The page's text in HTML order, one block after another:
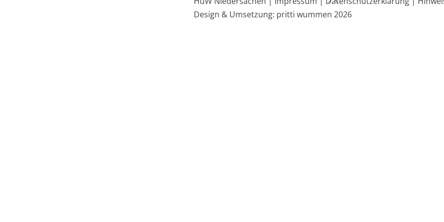
To
Design & Umsetzung: pritti wummen 2026